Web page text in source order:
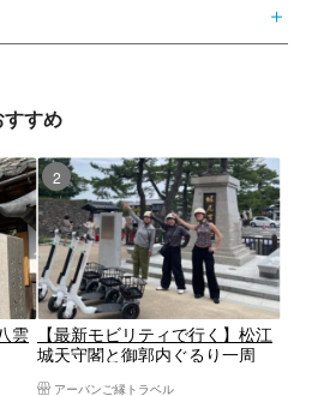
すめ
雲
2位
【最新モビリティで行く】松江
城天守閣と御郭内ぐるり一周
アーバンご縁トラベル